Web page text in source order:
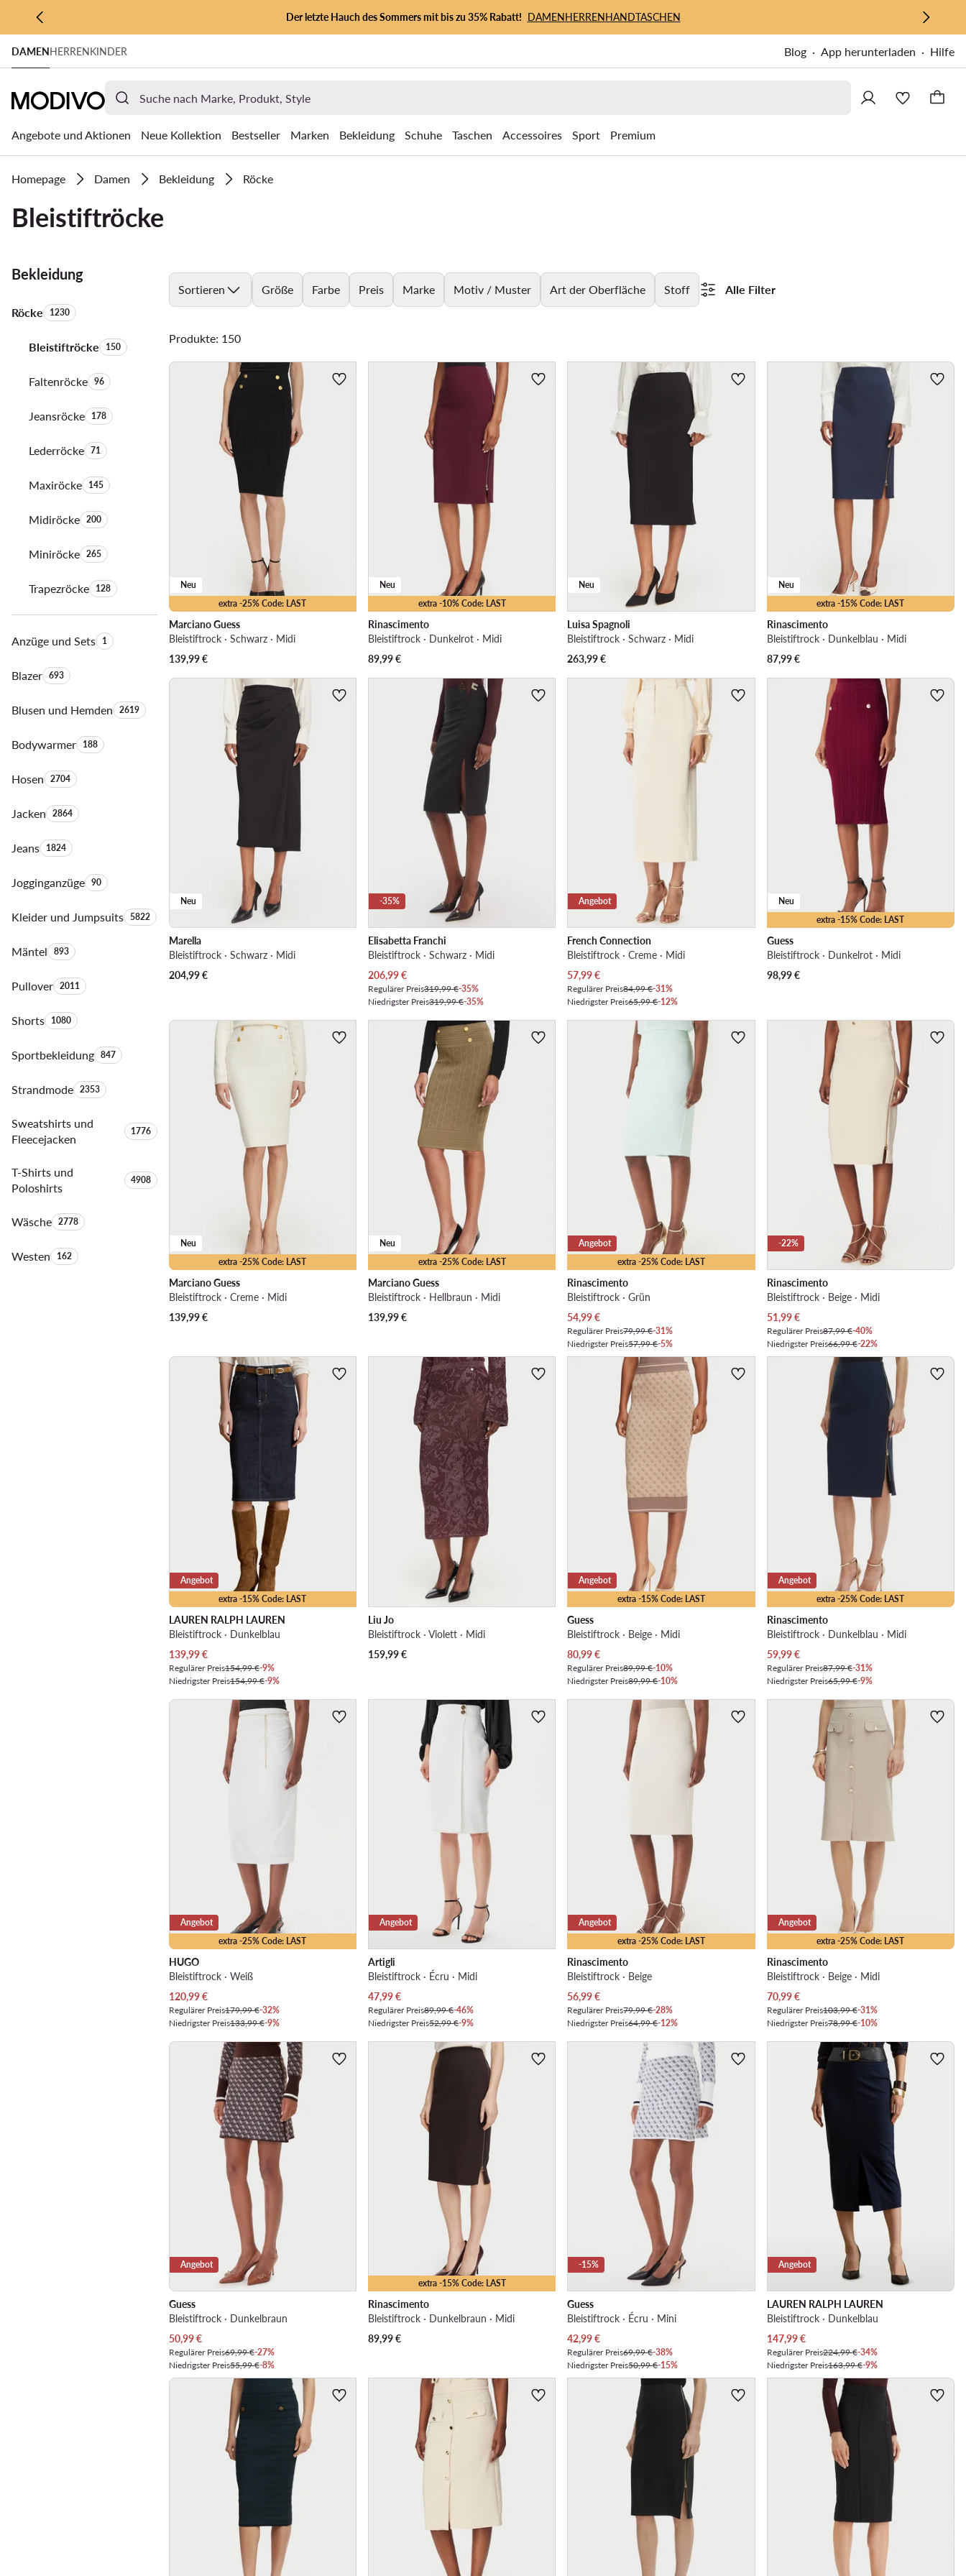
ZUM HAUPTINHALT SPRINGEN
ZUR SUCHE
Der letzte Hauch des Sommers mit bis zu 35% Rabatt! DAMENHERRENHANDTASCHEN
DAMENHERRENKINDER Blog App herunterladen Hilfe
Angebote und Aktionen Neue Kollektion Bestseller Marken Bekleidung Schuhe Taschen Accessoires Sport Premium
Homepage Damen Bekleidung Röcke
Bleistiftröcke
Bekleidung
RöckeAnzahl der Produkte:
1230
BleistiftröckeAnzahl der Produkte:
150
FaltenröckeAnzahl der Produkte:
96
JeansröckeAnzahl der Produkte:
178
LederröckeAnzahl der Produkte:
71
MaxiröckeAnzahl der Produkte:
145
MidiröckeAnzahl der Produkte:
200
MiniröckeAnzahl der Produkte:
265
TrapezröckeAnzahl der Produkte:
128
Anzüge und SetsAnzahl der Produkte:
1
BlazerAnzahl der Produkte:
693
Blusen und HemdenAnzahl der Produkte:
2619
BodywarmerAnzahl der Produkte:
188
HosenAnzahl der Produkte:
2704
JackenAnzahl der Produkte:
2864
JeansAnzahl der Produkte:
1824
JogginganzügeAnzahl der Produkte:
90
Kleider und JumpsuitsAnzahl der Produkte:
5822
MäntelAnzahl der Produkte:
893
PulloverAnzahl der Produkte:
2011
ShortsAnzahl der Produkte:
1080
SportbekleidungAnzahl der Produkte:
847
StrandmodeAnzahl der Produkte:
2353
Sweatshirts und
Fleecejacken
Anzahl der Produkte:
1776
T-Shirts und
Poloshirts
Anzahl der Produkte:
4908
WäscheAnzahl der Produkte:
2778
WestenAnzahl der Produkte:
162
Sortieren Größe Farbe Preis Marke Motiv / Muster Art der Oberfläche Stoff Alle Filter
Produkte: 150
extra -25% Code: LAST
Neu
Marciano Guess
Bleistiftrock · Schwarz · Midi
139,99€
extra -10% Code: LAST
Neu
Rinascimento
Bleistiftrock · Dunkelrot · Midi
89,99€
Neu
Luisa Spagnoli
Bleistiftrock · Schwarz · Midi
263,99€
extra -15% Code: LAST
Neu
Rinascimento
Bleistiftrock · Dunkelblau · Midi
87,99€
Neu
Marella
Bleistiftrock · Schwarz · Midi
204,99€
-35%
Elisabetta Franchi
Bleistiftrock · Schwarz · Midi
Aktueller Preis
206,99€
Regulärer Preis319,99 €-35%
Niedrigster Preis319,99 €-35%
Angebot
French Connection
Bleistiftrock · Creme · Midi
Aktueller Preis
57,99€
Regulärer Preis84,99 €-31%
Niedrigster Preis65,99 €-12%
extra -15% Code: LAST
Neu
Guess
Bleistiftrock · Dunkelrot · Midi
98,99€
extra -25% Code: LAST
Neu
Marciano Guess
Bleistiftrock · Creme · Midi
139,99€
extra -25% Code: LAST
Neu
Marciano Guess
Bleistiftrock · Hellbraun · Midi
139,99€
extra -25% Code: LAST
Angebot
Rinascimento
Bleistiftrock · Grün
Aktueller Preis
54,99€
Regulärer Preis79,99 €-31%
Niedrigster Preis57,99 €-5%
-22%
Rinascimento
Bleistiftrock · Beige · Midi
Aktueller Preis
51,99€
Regulärer Preis87,99 €-40%
Niedrigster Preis66,99 €-22%
extra -15% Code: LAST
Angebot
LAUREN RALPH LAUREN
Bleistiftrock · Dunkelblau
Aktueller Preis
139,99€
Regulärer Preis154,99 €-9%
Niedrigster Preis154,99 €-9%
Liu Jo
Bleistiftrock · Violett · Midi
159,99€
extra -15% Code: LAST
Angebot
Guess
Bleistiftrock · Beige · Midi
Aktueller Preis
80,99€
Regulärer Preis89,99 €-10%
Niedrigster Preis89,99 €-10%
extra -25% Code: LAST
Angebot
Rinascimento
Bleistiftrock · Dunkelblau · Midi
Aktueller Preis
59,99€
Regulärer Preis87,99 €-31%
Niedrigster Preis65,99 €-9%
extra -25% Code: LAST
Angebot
HUGO
Bleistiftrock · Weiß
Aktueller Preis
120,99€
Regulärer Preis179,99 €-32%
Niedrigster Preis133,99 €-9%
Angebot
Artigli
Bleistiftrock · Écru · Midi
Aktueller Preis
47,99€
Regulärer Preis89,99 €-46%
Niedrigster Preis52,99 €-9%
extra -25% Code: LAST
Angebot
Rinascimento
Bleistiftrock · Beige
Aktueller Preis
56,99€
Regulärer Preis79,99 €-28%
Niedrigster Preis64,99 €-12%
extra -25% Code: LAST
Angebot
Rinascimento
Bleistiftrock · Beige · Midi
Aktueller Preis
70,99€
Regulärer Preis103,99 €-31%
Niedrigster Preis78,99 €-10%
Angebot
Guess
Bleistiftrock · Dunkelbraun
Aktueller Preis
50,99€
Regulärer Preis69,99 €-27%
Niedrigster Preis55,99 €-8%
extra -15% Code: LAST
Rinascimento
Bleistiftrock · Dunkelbraun · Midi
89,99€
-15%
Guess
Bleistiftrock · Écru · Mini
Aktueller Preis
42,99€
Regulärer Preis69,99 €-38%
Niedrigster Preis50,99 €-15%
Angebot
LAUREN RALPH LAUREN
Bleistiftrock · Dunkelblau
Aktueller Preis
147,99€
Regulärer Preis224,99 €-34%
Niedrigster Preis163,99 €-9%